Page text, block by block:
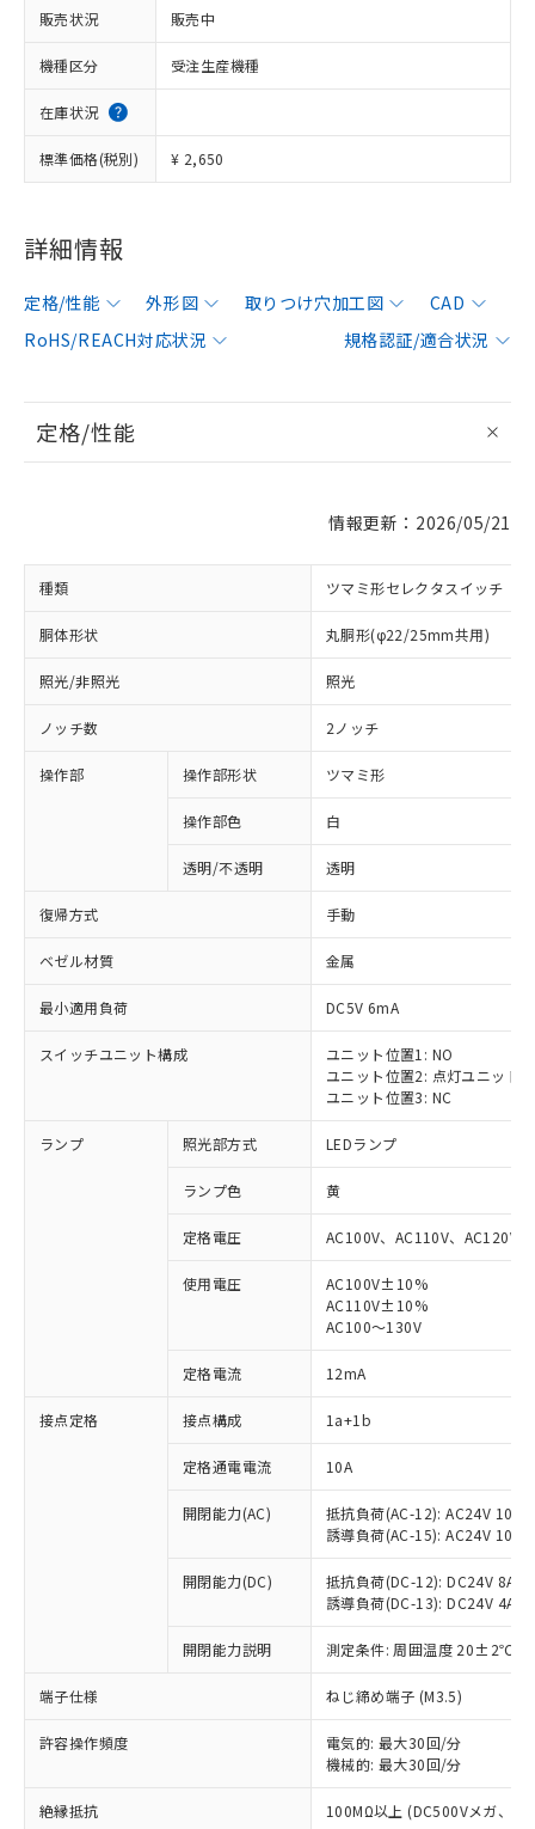
販売状況 販売中
機種区分 受注生産機種
在庫状況
標準価格(税別) ¥ 2,650
詳細情報
定格/性能 外形図 取りつけ穴加工図
CAD
RoHS/REACH対応状況
規格認証/適合状況
定格/性能
情報更新：2026/05/21
種類 ツマミ形セレクタスイッチ
胴体形状 丸胴形(φ22/25mm共用)
照光/非照光 照光
ノッチ数 2ノッチ
操作部 操作部形状 ツマミ形
操作部色 白
透明/不透明 透明
復帰方式 手動
ベゼル材質 金属
最小適用負荷 DC5V 6mA
スイッチユニット構成
ユニット位置1: NO
ユニット位置2: 点灯ユニット
ユニット位置3: NC
ランプ 照光部方式 LEDランプ
ランプ色 黄
定格電圧 AC100V、AC110V、AC120V
使用電圧
AC100V±10%
AC110V±10%
AC100～130V
定格電流 12mA
接点定格 接点構成 1a+1b
定格通電電流 10A
開閉能力(AC)
抵抗負荷(AC-12): AC24V 10A/
誘導負荷(AC-15): AC24V
開閉能力(DC)
抵抗負荷(DC-12): DC24V 8A/
誘導負荷(DC-13): DC24V 4A/
開閉能力説明 測定条件: 周囲温度 20±2℃、
端子仕様 ねじ締め端子 (M3.5)
許容操作頻度
電気的: 最大30回/分
機械的: 最大30回/分
絶縁抵抗 100MΩ以上 (DC500Vメガ、点
ご利用条件
以下の条件をお読みいただき、同意のうえ
本サービスは、当社制御機器事業取扱
商品の当社在庫状況および標準価格
(税抜)を提供させていただくもので
当社制御機器事業取扱商品の中には、
※1 対応状況
対応済み：EU RoHS指令（10物質）の
対応予定：EU RoHS指令（10物質）の非含
有に対応した製品に切り替える予定のある
対応予定なし：EU RoHS指令（10物質）の
非含有に非対応の商品で、対応品を出す予
調査・確認中：EU RoHS指令（10物質）の
非含有の対応状況を調査中または確認中の
商品です。
非該当品：ライセンス料など無形物で、有
害物質有無と関係のない商品です。
「○」：最大均質材料含有率が中国RoHSの
「×」：最大均質材料含有率が中国RoHSの